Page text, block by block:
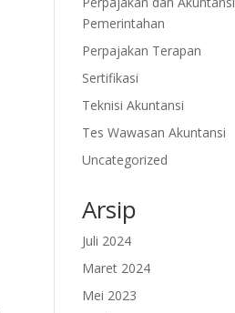
Pemerintahan
Perpajakan Terapan
Sertifikasi
Teknisi Akuntansi
Tes Wawasan Akuntansi
Uncategorized
Arsip
Juli 2024
Maret 2024
Mei 2023